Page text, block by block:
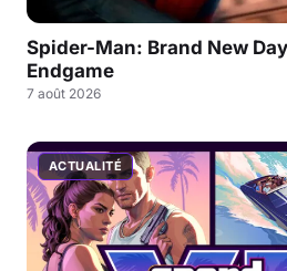
Spider-Man: Brand New
Endgame
7 août 2026
ACTUALITÉ